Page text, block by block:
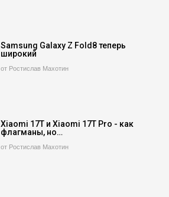
Samsung Galaxy Z Fold8 теперь
широкий
от Ростислав Махотин
Xiaomi 17T и Xiaomi 17T Pro - как
флагманы, но…
от Ростислав Махотин